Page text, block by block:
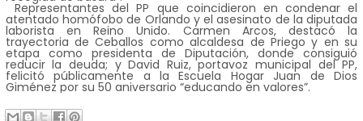
Representantes del PP que coincidieron en condenar el
atentado homófobo de Orlando y el asesinato de la diputada
laborista en Reino Unido. Carmen Arcos, destacó la
trayectoria de Ceballos como alcaldesa de Priego y en su
etapa como presidenta de Diputación, donde consiguió
reducir la deuda; y David Ruiz, portavoz municipal del PP,
felicitó públicamente a la Escuela Hogar Juan de Dios
Giménez por su 50 aniversario “educando en valores”.